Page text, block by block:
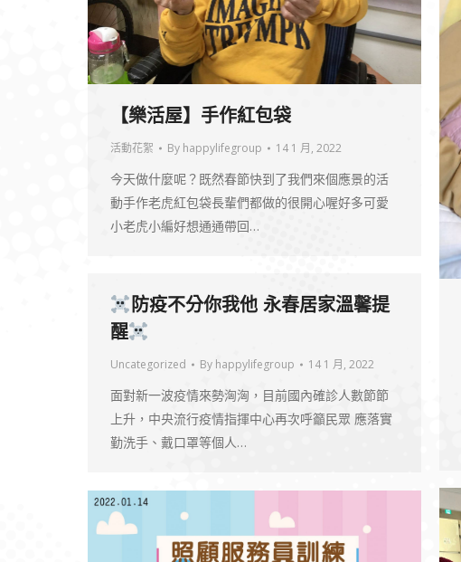
【樂活屋】手作紅包袋
活動花絮 By happylifegroup 14 1 月, 2022
今天做什麼呢？既然春節快到了我們來個應景的活
動手作老虎紅包袋長輩們都做的很開心喔好多可愛
小老虎小編好想通通帶回…
防疫不分你我他 永春居家溫馨提
醒
Uncategorized By happylifegroup 14 1 月, 2022
面對新一波疫情來勢洶洶，目前國內確診人數節節
上升，中央流行疫情指揮中心再次呼籲民眾 應落實
勤洗手、戴口罩等個人…